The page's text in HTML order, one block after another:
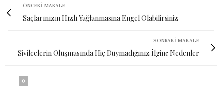
ÖNCEKI MAKALE
Saçlarınızın Hızlı Yağlanmasına Engel Olabilirsiniz
SONRAKI MAKALE
Sivilcelerin Oluşmasında Hiç Duymadığınız İlginç Nedenler
0